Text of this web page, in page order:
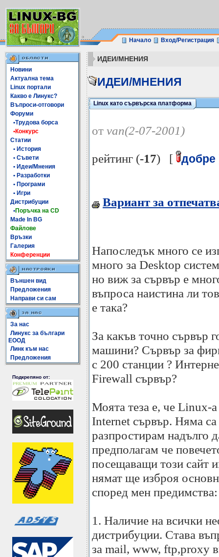
Начало Вход/Регистрация
Новини
Актуална тема
Linux портали
Какво е Линукс?
Въпроси-отговори
Форуми
•Трудова борса
•Конкурс
Статии
• История
• Съвети
• Идеи/Мнения
• Разработки
• Програми
• Игри
Дистрибуции
•Поръчка на CD
Made In BG
Файлове
Връзки
Галерия
Конференции
Външен вид
Предложения
Направи си сам
За нас
Линукс за българи
ЕООД
Линк към нас
Предложения
Подкрепяно от:
ИДЕИ/МНЕНИЯ
ИДЕИ/МНЕНИЯ
Linux като сървърска платформа
от van(2-07-2001)
рейтинг (-17) [ добре
Вариант за
Напоследък много се
много за Desktop
но виж за сървър е
въпроса наистина ли
е така?
За какъв точно сървър
машини? Сървър за
с 200 станции ?
Firewall сървър?
Моята теза е, че Linux-
Internet сървър. Няма са
разпростирам надълго
предполагам че
посещаващи този сайт
нямат ще изброя
според мен предимства:
1. Наличие на всички
дистрибуции. Става
за mail, www, ftp,proxy